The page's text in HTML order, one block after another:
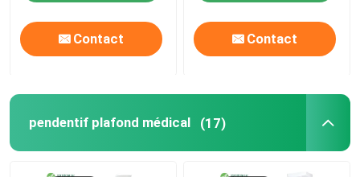
Bloc opératoire de l'hôpital
Contact Contact
pendentif plafond médical (17)